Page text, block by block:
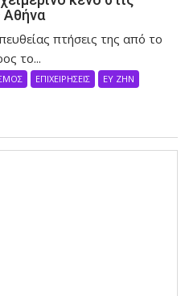
Αθήνα
πτήσεις της από το
το...
ΕΠΙΧΕΙΡΗΣΕΙΣ ΕΥ ΖΗΝ